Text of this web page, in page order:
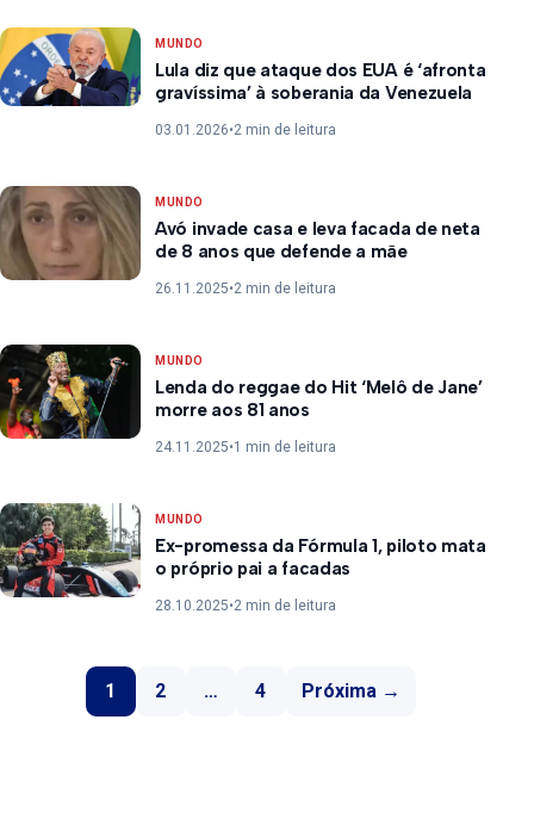
MUNDO
Lula diz que ataque dos EUA é ‘afronta
gravíssima’ à soberania da Venezuela
03.01.2026•2 min de leitura
MUNDO
Avó invade casa e leva facada de neta
de 8 anos que defende a mãe
26.11.2025•2 min de leitura
MUNDO
Lenda do reggae do Hit ‘Melô de Jane’
morre aos 81 anos
24.11.2025•1 min de leitura
MUNDO
Ex-promessa da Fórmula 1, piloto mata
o próprio pai a facadas
28.10.2025•2 min de leitura
1 2 … 4 Próxima →